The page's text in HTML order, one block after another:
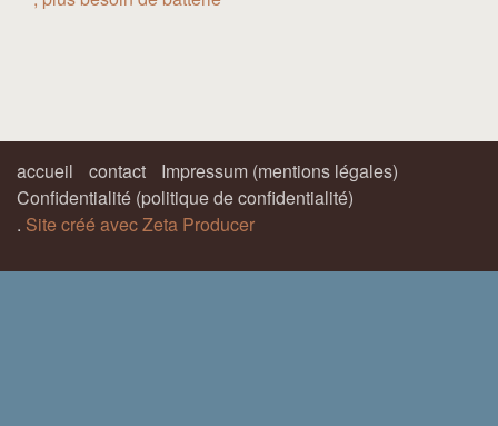
accueil contact
Impressum (mentions légales)
Confidentialité (politique de confidentialité)
. Site créé avec Zeta Producer